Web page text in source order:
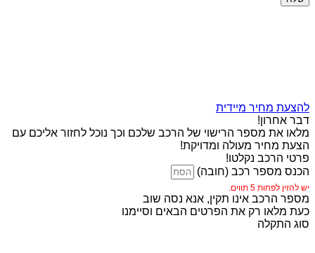
להצעת מחיר מיידית
דבר אחרון!
מלאו את מספר הרישוי של הרכב שלכם וכך נוכל לחזור אליכם עם
הצעת מחיר מעולה ומדויקת!
פרטי הרכב נקלטו!
הכנס מספר רכב (חובה)
יש להזין לפחות 5 תווים.
מספר הרכב אינו תקין, אנא נסה שוב
כעת מלאו רק את הפרטים הבאים וסיימנו
סוג התקלה